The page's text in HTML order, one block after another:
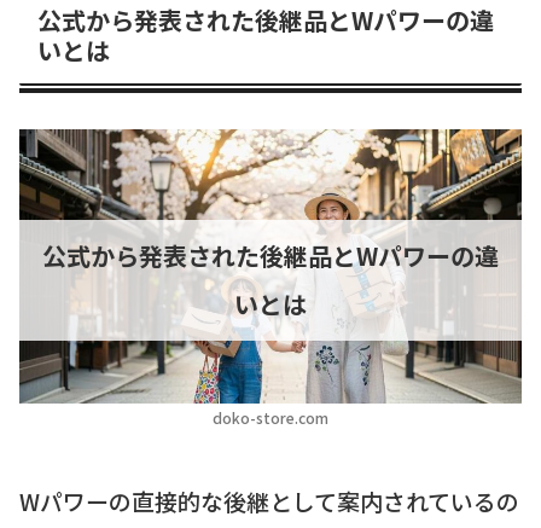
公式から発表された後継品とWパワーの違
いとは
doko-store.com
公式から発表された後継品とWパワーの違
いとは
Wパワーの直接的な後継として案内されているの